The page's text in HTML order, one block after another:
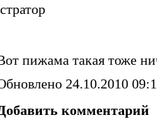
пижама такая тоже
24.10.2010
комментарий